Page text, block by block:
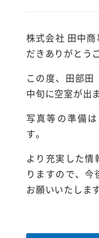
株式会社 田中
だきありがとう
この度、田部
中旬に空室が出
写真等の準備
す。
より充実した情
りますので、今
お願いいたします